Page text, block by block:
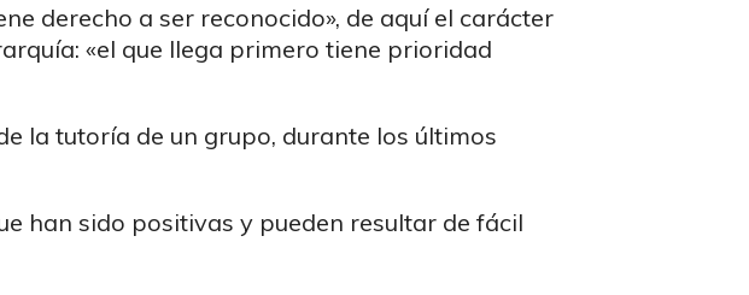
derecho a ser reconocido», de aquí el carácter
«el que llega primero tiene prioridad
la tutoría de un grupo, durante los últimos
han sido positivas y pueden resultar de fácil